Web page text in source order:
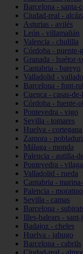
Barcelona - santa-
Ciudad-real -
Asturias - avilés
León - villamañán
Valencia - chulilla
Córdoba - puente-
Granada - huétor-
Cantabria - bareyo
Valladolid -
Barcelona - font-
Cuenca - casas-
Córdoba - fuente-
Pontevedra - vigo
Sevilla - tomares
Huelva - cortegana
Zamora -
Málaga - monda
Palencia - autilla-
Pontevedra -
Valladolid - rueda
Cantabria -
Palencia -
Sevilla - camas
Barcelona -
Illes-balears - sant-
Badajoz - cheles
Huelva - jabugo
Barcelona - cabrils
Ciudad-real -